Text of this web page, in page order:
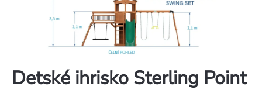
Detské ihrisko Sterling Point